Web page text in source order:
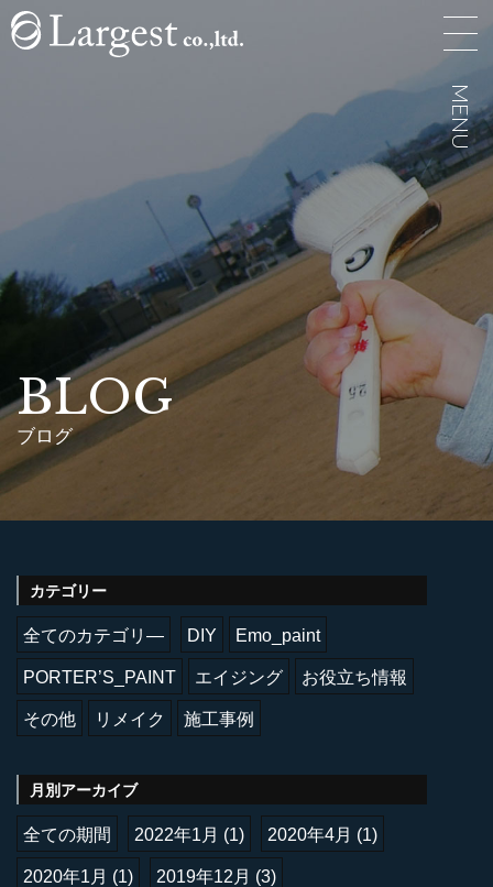
MENU
MENU
BLOG
ブログ
カテゴリー
全てのカテゴリ― DIY Emo_paint
PORTER’S_PAINT エイジング お役立ち情報
その他 リメイク 施工事例
月別アーカイブ
全ての期間 2022年1月 (1) 2020年4月 (1)
2020年1月 (1) 2019年12月 (3)